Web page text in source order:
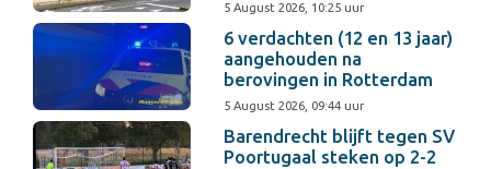
5 August 2026, 10:25 uur
6 verdachten (12 en 13 jaar)
aangehouden na
berovingen in Rotterdam
5 August 2026, 09:44 uur
Barendrecht blijft tegen SV
Poortugaal steken op 2-2